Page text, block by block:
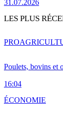
31.07.2026
LES PLUS
Poulets, bovins et
16:04
PRO
ÉCONOMIE